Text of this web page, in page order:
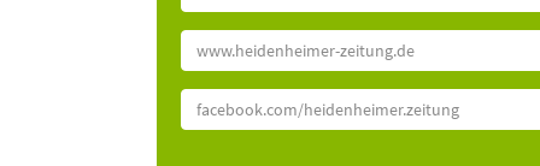
www.heidenheimer-zeitung.de
facebook.com/heidenheimer.zeitung